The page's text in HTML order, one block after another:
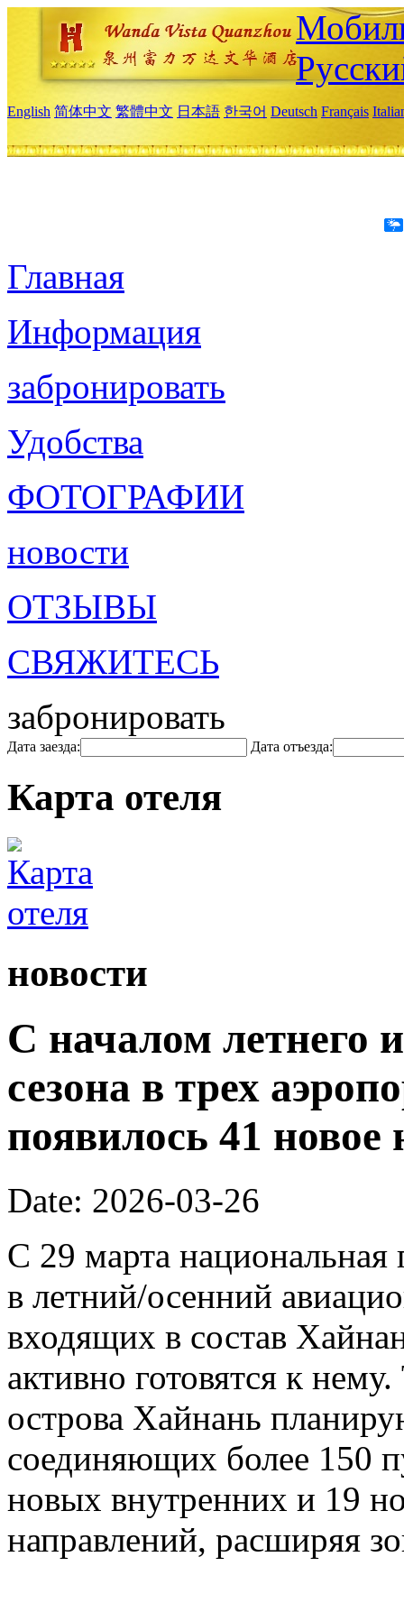
English 简体中文 繁體中文 日本語 한국어 Deutsch Français
Главная
Информация
забронировать
Удобства
ФОТОГРАФИИ
новости
ОТЗЫВЫ
СВЯЖИТЕСЬ
забронировать
Дата заезда: Дата отъезда:
Карта отеля
новости
С началом летнего
сезона в трех
появилось 41 новое
Date: 2026-03-26
С 29 марта национальная
в летний/осенний
входящих в состав
активно готовятся к
острова Хайнань
соединяющих более 150
новых внутренних и 19
направлений, расширяя